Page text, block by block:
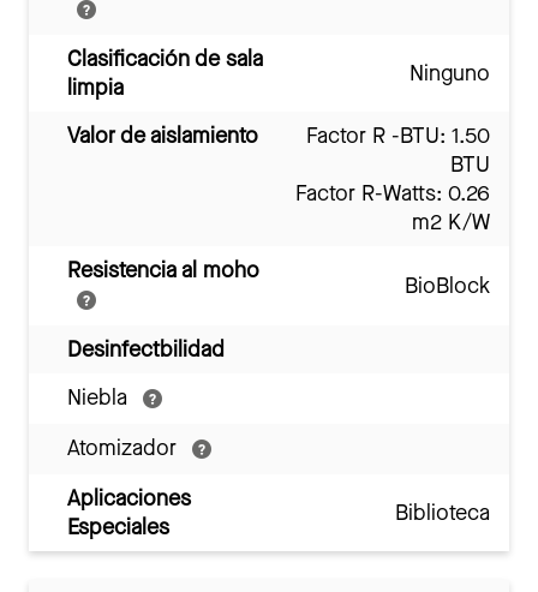
Clasificación de sala
limpia
Ninguno
Valor de aislamiento
Factor R -BTU: 1.50
BTU
Factor R-Watts: 0.26
m2 K/W
Resistencia al moho
BioBlock
Desinfectbilidad
Niebla
Atomizador
Aplicaciones
Especiales
Biblioteca